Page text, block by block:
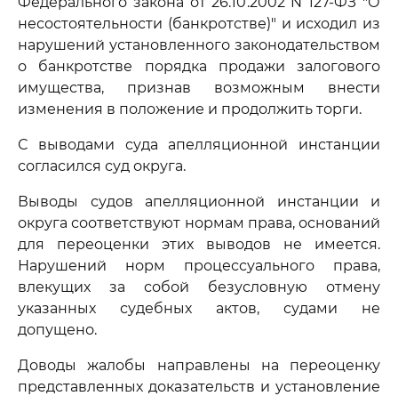
несостоятельности (банкротстве)" и исходил из
нарушений установленного законодательством
о банкротстве порядка продажи залогового
имущества, признав возможным внести
изменения в положение и продолжить торги.
С выводами суда апелляционной инстанции
согласился суд округа.
Выводы судов апелляционной инстанции и
округа соответствуют нормам права, оснований
для переоценки этих выводов не имеется.
Нарушений норм процессуального права,
влекущих за собой безусловную отмену
указанных судебных актов, судами не
допущено.
Доводы жалобы направлены на переоценку
представленных доказательств и установление